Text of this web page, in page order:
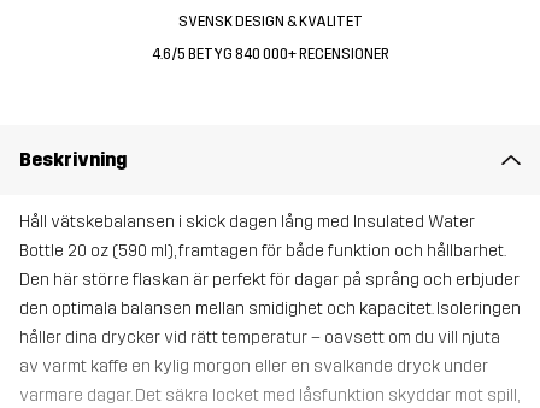
SVENSK DESIGN & KVALITET
4.6/5 BETYG 840 000+ RECENSIONER
Beskrivning
Håll vätskebalansen i skick dagen lång med Insulated Water
Bottle 20 oz (590 ml), framtagen för både funktion och hållbarhet.
Den här större flaskan är perfekt för dagar på språng och erbjuder
den optimala balansen mellan smidighet och kapacitet. Isoleringen
håller dina drycker vid rätt temperatur – oavsett om du vill njuta
av varmt kaffe en kylig morgon eller en svalkande dryck under
varmare dagar. Det säkra locket med låsfunktion skyddar mot spill,